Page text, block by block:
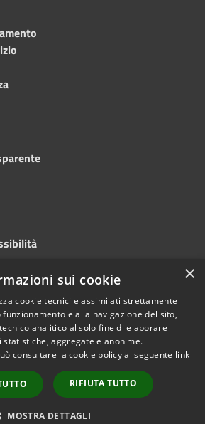
Copyright © 2026 • Comune di
Gerenzano • Powered by
Municipium•
Accesso
redazione
×
sui cookie
cookie tecnici e assimilati strettamente
e alla navigazione del sito,
analitico al solo fine di elaborare
statistiche, aggregate e anonime.
consultare la cookie policy al seguente link
RIFIUTA TUTTO
MOSTRA DETTAGLI